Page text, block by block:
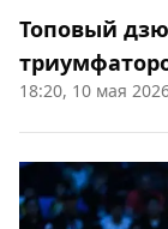
Топовый
18:20, 10 мая